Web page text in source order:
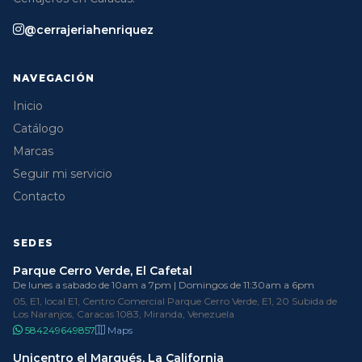
@cerrajeriahenriquez
NAVEGACIÓN
Inicio
Catálogo
Marcas
Seguir mi servicio
Contacto
SEDES
Parque Cerro Verde, El Cafetal
De lunes a sabado de 10am a 7pm | Domingos de 11:30am a 6pm
05, E1, local E1, Centro Comercial Parque Cerro Verde, E1, 20 Subida de
Los Naranjos, Caracas 1083, Miranda, Venezuela
584249649857
Maps
Unicentro el Marqués, La California